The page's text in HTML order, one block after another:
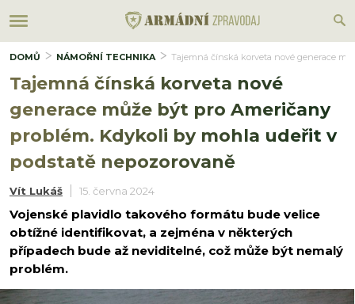
DOMŮ NÁMOŘNÍ TECHNIKA Tajemná čínská korveta nové generace
Tajemná čínská korveta nové
generace může být pro Američany
problém. Kdykoli by mohla udeřit v
podstatě nepozorovaně
Vít Lukáš 15. června 2024
Vojenské plavidlo takového formátu bude velice
obtížné identifikovat, a zejména v některých
případech bude až neviditelné, což může být nemalý
problém.